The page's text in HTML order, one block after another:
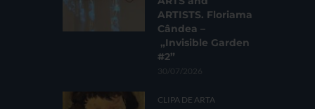
ARTISTS. Floriama
Cândea –
„Invisible Garden
#2”
30/07/2026
CLIPA DE ARTA